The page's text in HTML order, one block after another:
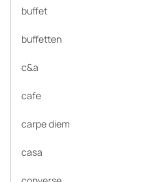
buffet
buffetten
c&a
cafe
carpe diem
casa